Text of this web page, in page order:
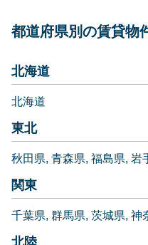
都道府県別の賃貸物
北海道
北海道
東北
秋田県 青森県 福島県 岩
関東
千葉県 群馬県 茨城県 神
北陸